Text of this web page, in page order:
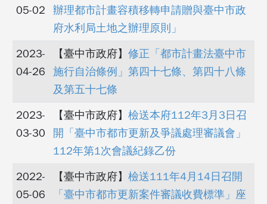
05-02
辦理都市計畫容積移轉申請贈與臺中市政
府水利局土地之辦理原則」
2023-
04-26
【臺中市政府】修正「都市計畫法臺中市
施行自治條例」第四十七條、第四十八條
及第五十七條
2023-
03-30
【臺中市政府】檢送本府112年3月3日召
開「臺中市都市更新及爭議處理審議會」
112年第1次會議紀錄乙份
2022-
05-06
【臺中市政府】檢送111年4月14日召開
「臺中市都市更新案件審議收費標準」座